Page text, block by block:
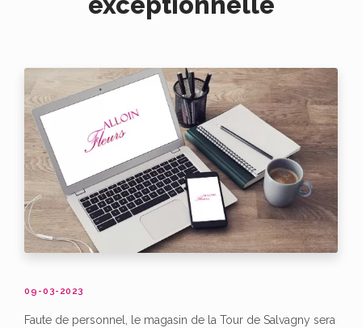
09-03-2023
Faute de personnel, le magasin de la Tour de Salvagny sera